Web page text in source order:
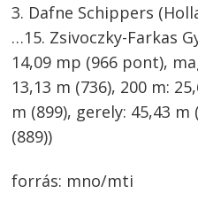
3. Dafne Schippers
…15. Zsivoczky-Farkas
14,09 mp (966 pont),
13,13 m (736), 200 m:
m (899), gerely: 45,43 m
(889))
forrás: mno/mti